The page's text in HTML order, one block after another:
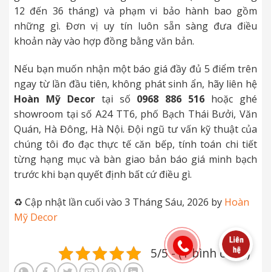
12 đến 36 tháng) và phạm vi bảo hành bao gồm
những gì. Đơn vị uy tín luôn sẵn sàng đưa điều
khoản này vào hợp đồng bằng văn bản.
Nếu bạn muốn nhận một báo giá đầy đủ 5 điểm trên
ngay từ lần đầu tiên, không phát sinh ẩn, hãy liên hệ
Hoàn Mỹ Decortại số 0968 886 516 hoặc ghé
showroom tại số A24 TT6, phố Bạch Thái Bưởi, Văn
Quán, Hà Đông, Hà Nội. Đội ngũ tư vấn kỹ thuật của
chúng tôi đo đạc thực tế căn bếp, tính toán chi tiết
từng hạng mục và bàn giao bản báo giá minh bạch
trước khi bạn quyết định bất cứ điều gì.
♻️ Cập nhật lần cuối vào 3 Tháng Sáu, 2026 by Hoàn
Mỹ Decor
5/5 - (1 bình chọn)